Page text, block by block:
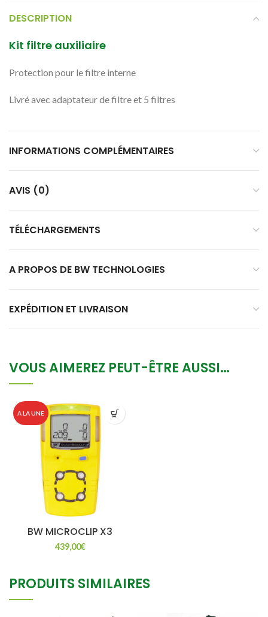
DESCRIPTION
Kit filtre auxiliaire
Protection pour le filtre interne
Livré avec adaptateur de filtre et 5 filtres
INFORMATIONS COMPLÉMENTAIRES
AVIS (0)
TÉLÉCHARGEMENTS
A PROPOS DE BW TECHNOLOGIES
EXPÉDITION ET LIVRAISON
VOUS AIMEREZ PEUT-ÊTRE AUSSI…
A LA UNE
BW MICROCLIP X3
439,00€
PRODUITS SIMILAIRES